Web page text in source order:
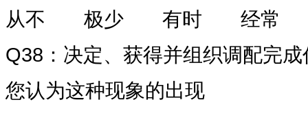
从不
极少 有时
经常
Q38 ：决定、获得并组织调配完
您认为这种现象的出现